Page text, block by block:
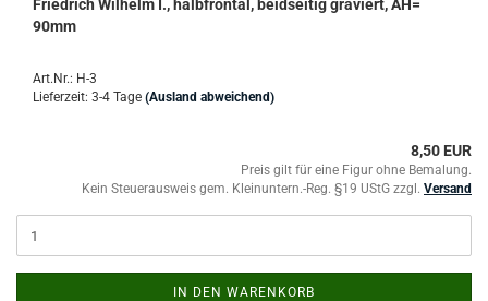
Friedrich Wilhelm I., halbfrontal, beidseitig graviert, AH=
90mm
Art.Nr.: H-3
Lieferzeit: 3-4 Tage (Ausland abweichend)
8,50 EUR
Preis gilt für eine Figur ohne Bemalung.
Kein Steuerausweis gem. Kleinuntern.-Reg. §19 UStG zzgl. Versand
IN DEN WARENKORB